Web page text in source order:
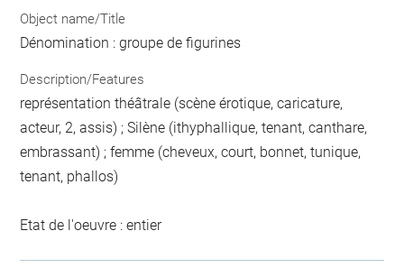
Object name/Title
Dénomination : groupe de figurines
Description/Features
représentation théâtrale (scène érotique, caricature,
acteur, 2, assis) ; Silène (ithyphallique, tenant, canthare,
embrassant) ; femme (cheveux, court, bonnet, tunique,
tenant, phallos)
Etat de l'oeuvre : entier